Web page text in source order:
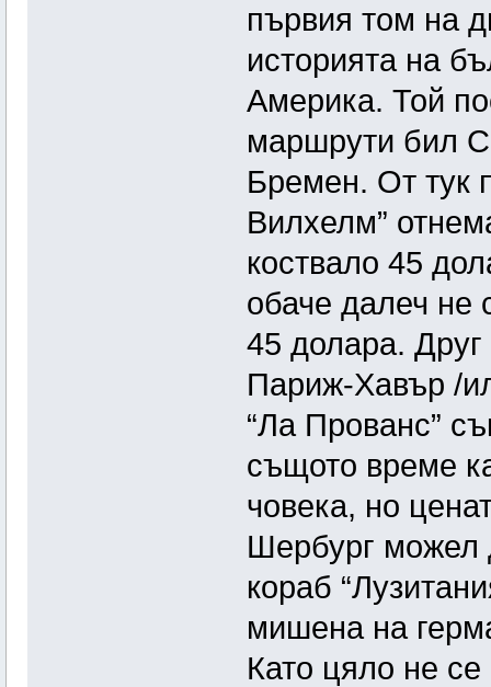
първия том на
историята на
Америка. Той
маршрути бил
Бремен. От тук
Вилхелм”
коствало 45
обаче далеч не
45 долара.
Париж-Хавър /
“Ла Прованс”
същото време
човека, но
Шербург можел
кораб
мишена на
Като цяло не